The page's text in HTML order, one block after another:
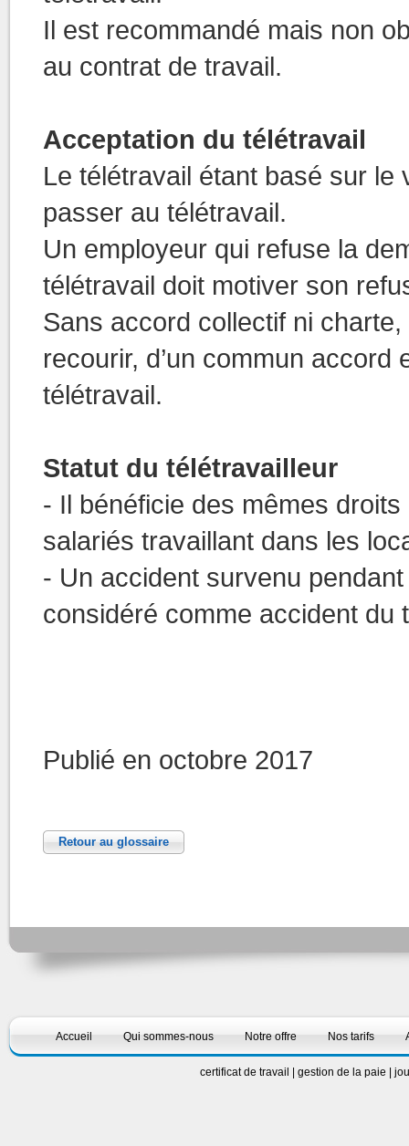
Il est recommandé mais non
au contrat de travail.
Acceptation du télétravail
Le télétravail étant basé sur
passer au télétravail.
Un employeur qui refuse la
télétravail doit motiver son
Sans accord collectif ni
recourir, d’un commun
télétravail.
Statut du télétravailleur
- Il bénéficie des mêmes
salariés travaillant dans les
- Un accident survenu
considéré comme accident du
Publié en octobre 2017
Retour au glossaire
Accueil Qui sommes-nous Notre offre Nos tarifs
certificat de travail gestion de la paie